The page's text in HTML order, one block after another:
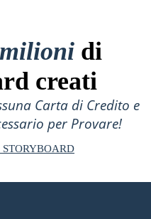
di
creati
Carta di Credito e
per Provare!